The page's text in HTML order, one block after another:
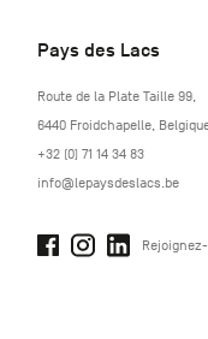
Pays des Lacs
http://www.lepaysdeslacs.be/
Route de la Plate Taille 99,
6440 Froidchapelle,
+32 (0) 71 14 34 83
info@lepaysdeslacs.be